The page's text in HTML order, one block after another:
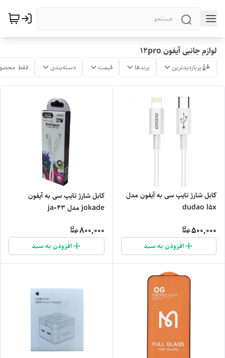
لوازم جانبی آیفون 12pro
پربازدیدترین برندها قیمت دسته‌بندی فقط
کابل شارژ تایپ سی به آیفون مدل
dudao l5x
500,000
افزودن به سبد
کابل شارژ تایپ سی به آیفون
jokade مدل ja043
800,000
افزودن به سبد